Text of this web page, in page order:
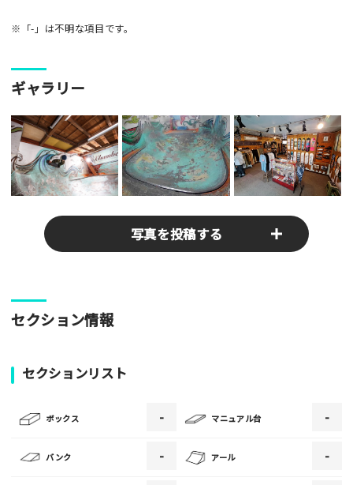
※「-」は不明な項目です。
ギャラリー
写真を投稿する
パークやスポットの写真をぜひお送りください！あなたの写真
がみんなの参考となります！
[text photo1alt placeholder "写真の解説※任意]
写真
セクション情報
セクションリスト
ボックス - マニュアル台 -
バンク - アール -